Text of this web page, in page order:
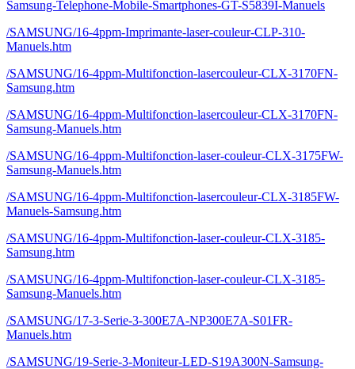
Samsung-Telephone-Mobile-Smartphones-GT-S5839I-Manuels
/SAMSUNG/16-4ppm-Imprimante-laser-couleur-CLP-310-
Manuels.htm
/SAMSUNG/16-4ppm-Multifonction-lasercouleur-CLX-3170FN-
Samsung.htm
/SAMSUNG/16-4ppm-Multifonction-lasercouleur-CLX-3170FN-
Samsung-Manuels.htm
/SAMSUNG/16-4ppm-Multifonction-laser-couleur-CLX-3175FW-
Samsung-Manuels.htm
/SAMSUNG/16-4ppm-Multifonction-lasercouleur-CLX-3185FW-
Manuels-Samsung.htm
/SAMSUNG/16-4ppm-Multifonction-laser-couleur-CLX-3185-
Samsung.htm
/SAMSUNG/16-4ppm-Multifonction-laser-couleur-CLX-3185-
Samsung-Manuels.htm
/SAMSUNG/17-3-Serie-3-300E7A-NP300E7A-S01FR-
Manuels.htm
/SAMSUNG/19-Serie-3-Moniteur-LED-S19A300N-Samsung-